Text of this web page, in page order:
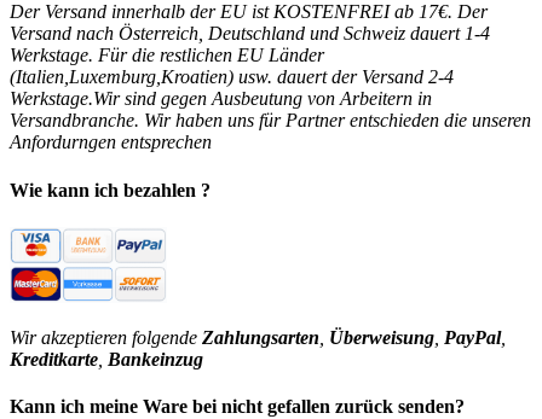
Der Versand innerhalb der EU ist KOSTENFREI ab 17€. Der
Versand nach Österreich, Deutschland und Schweiz dauert 1-4
Werkstage. Für die restlichen EU Länder
(Italien,Luxemburg,Kroatien) usw. dauert der Versand 2-4
Werkstage.Wir sind gegen Ausbeutung von Arbeitern in
Versandbranche. Wir haben uns für Partner entschieden die unseren
Anfordurngen entsprechen
Wie kann ich bezahlen ?
Wir akzeptieren folgende Zahlungsarten Überweisung PayPal,
Kreditkarte Bankeinzug
Kann ich meine Ware bei nicht gefallen zurück senden?